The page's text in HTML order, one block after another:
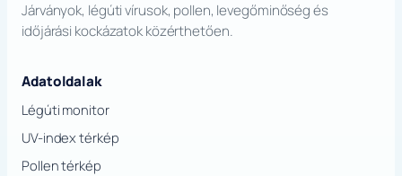
Járványok, légúti vírusok, pollen, levegőminőség és
időjárási kockázatok közérthetően.
Adatoldalak
Légúti monitor
UV-index térkép
Pollen térkép